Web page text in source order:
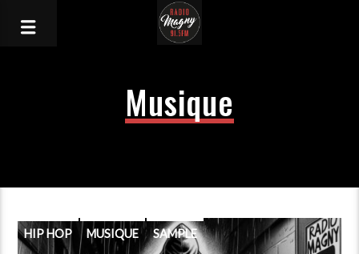
Musique
HIP HOP MUSIQUE SAMPLE